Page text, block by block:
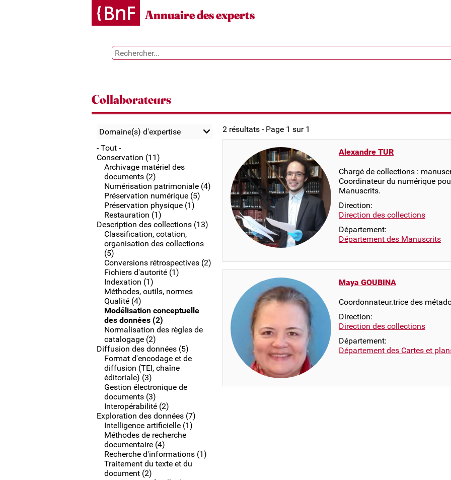
Annuaire des experts
Collaborateurs
Domaine(s) d'expertise
- Tout -
Conservation (11)
Archivage matériel des
documents (2)
Numérisation patrimoniale (4)
Préservation numérique (5)
Préservation physique (1)
Restauration (1)
Description des collections (13)
Classification, cotation,
organisation des collections
(5)
Conversions rétrospectives (2)
Fichiers d'autorité (1)
Indexation (1)
Méthodes, outils, normes
Qualité (4)
Modélisation conceptuelle
des données (2)
Normalisation des règles de
catalogage (2)
Diffusion des données (5)
Format d'encodage et de
diffusion (TEI, chaîne
éditoriale) (3)
Gestion électronique de
documents (3)
Interopérabilité (2)
Exploration des données (7)
Intelligence artificielle (1)
Méthodes de recherche
documentaire (4)
Recherche d'informations (1)
Traitement du texte et du
document (2)
2 résultats - Page 1 sur 1
Alexandre TUR
Chargé de collections :
Coordinateur du numérique
Manuscrits.
Direction:
Direction des collections
Département:
Département des Manuscrits
Maya GOUBINA
Coordonnateur.trice des
Direction:
Direction des collections
Département:
Département des Cartes et